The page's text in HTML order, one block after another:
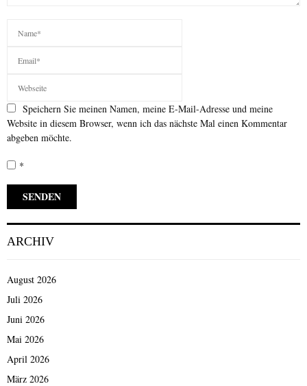
Speichern Sie meinen Namen, meine E-Mail-Adresse und meine
Website in diesem Browser, wenn ich das nächste Mal einen Kommentar
abgeben möchte.
*
ARCHIV
August 2026
Juli 2026
Juni 2026
Mai 2026
April 2026
März 2026